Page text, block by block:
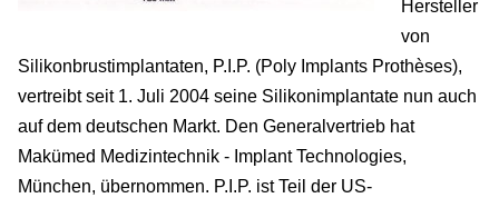
Hersteller
von
Silikonbrustimplantaten, P.I.P. (Poly Implants Prothèses),
vertreibt seit 1. Juli 2004 seine Silikonimplantate nun auch
auf dem deutschen Markt. Den Generalvertrieb hat
Makümed Medizintechnik - Implant Technologies,
München, übernommen. P.I.P. ist Teil der US-